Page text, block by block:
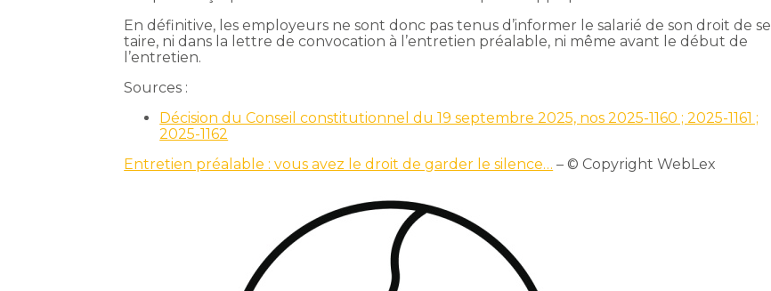
En définitive, les employeurs ne sont donc pas tenus d’informer le salarié de son droit de se
taire, ni dans la lettre de convocation à l’entretien préalable, ni même avant le début de
l’entretien.
Sources :
Décision du Conseil constitutionnel du 19 septembre 2025, nos 2025-1160 ; 2025-1161 ;
2025-1162
Entretien préalable : vous avez le droit de garder le silence… – © Copyright WebLex